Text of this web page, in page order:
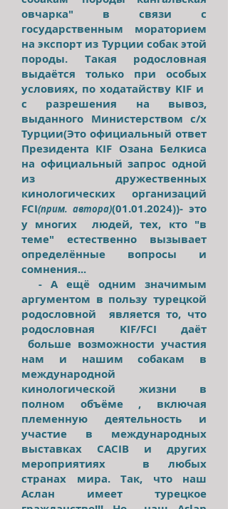
овчарка" в связи с
государственным мораторием
на экспорт из Турции собак этой
породы. Такая родословная
выдаётся только при особых
условиях, по ходатайству KIF и
с разрешения на вывоз,
выданного Министерством с/х
Турции(Это официальный ответ
Президента КIF Озана Белкиса
на официальный запрос одной
из дружественных
кинологических организаций
FCI(прим. автора)(01.01.2024))- это
у многих людей, тех, кто "в
теме" естественно вызывает
определённые вопросы и
сомнения...
- А ещё одним значимым
аргументом в пользу турецкой
родословной является то, что
родословная KIF/FCI даёт
больше возможности участия
нам и нашим собакам в
международной
кинологической жизни в
полном объёме , включая
племенную деятельность и
участие в международных
выставках CACIB и других
мероприятиях в любых
странах мира. Так, что наш
Аслан имеет турецкое